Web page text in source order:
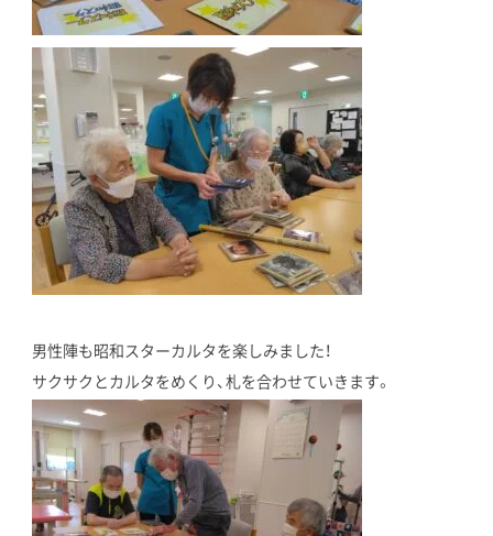
男性陣も昭和スターカルタを楽しみました！
サクサクとカルタをめくり、札を合わせていきます。